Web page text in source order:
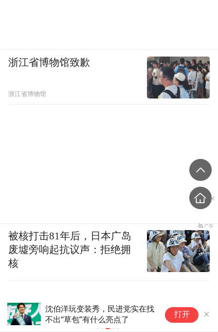
沈伯洋玩变装秀，民进党实在找
不出“草包”有什么亮点了
打开
浙江省博物馆致歉
浙江省博物馆
被核打击81年后，日本广岛
废墟旁响起抗议声：拒绝拥
核